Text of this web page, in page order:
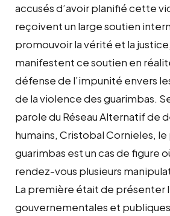
accusés d’avoir planifié cette
reçoivent un large soutien
promouvoir la vérité et la
manifestent ce soutien en
défense de l’impunité envers
de la violence des guarimbas.
parole du Réseau Alternatif de
humains, Cristobal Cornieles,
guarimbas est un cas de figure
rendez-vous plusieurs
La première était de présenter
gouvernementales et